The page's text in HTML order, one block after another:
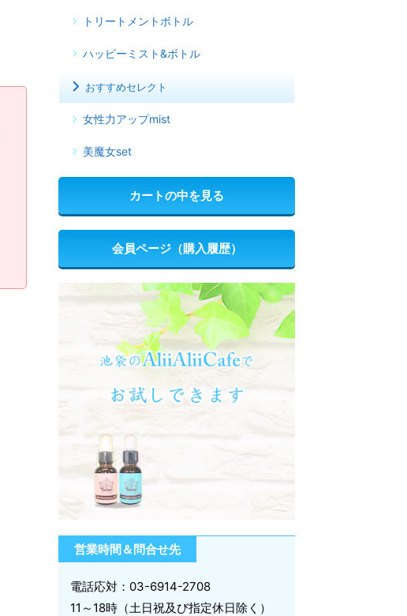
トリートメントボトル
ハッピーミスト&ボトル
おすすめセレクト
女性力アップmist
美魔女set
カートの中を見る
会員ページ（購入履歴）
営業時間＆問合せ先
電話応対：03-6914-2708
11～18時（土日祝及び指定休日除く）